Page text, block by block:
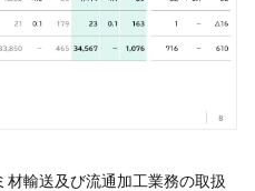
輸送及び流通加工業務の取扱